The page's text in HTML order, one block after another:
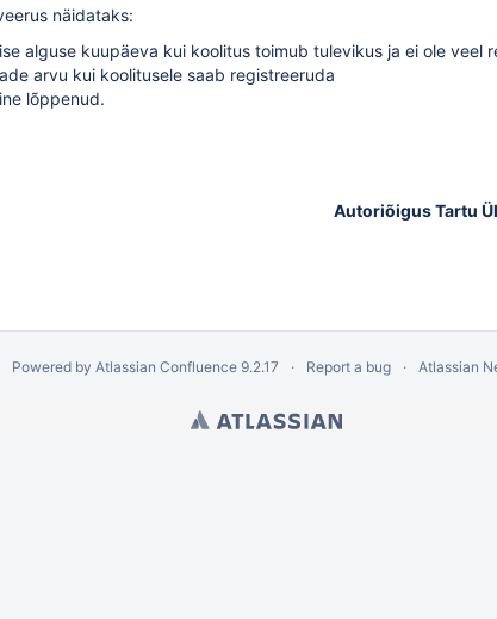
näidataks:
alguse kuupäeva kui koolitus toimub tulevikus ja ei ole veel
arvu kui koolitusele saab registreeruda
lõppenud.
Autoriõigus Tartu
Powered by Atlassian Confluence 9.2.17 Report a bug Atlassian